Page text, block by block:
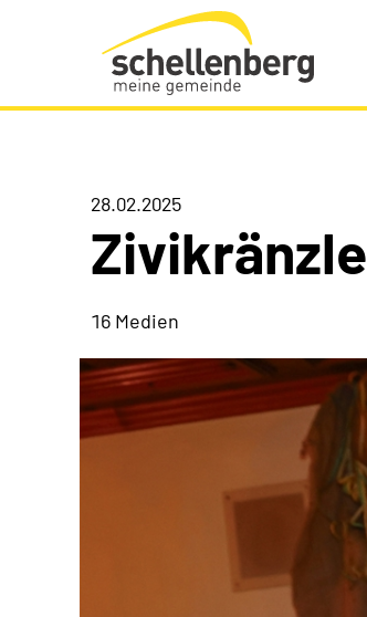
Gemeinde Schellenberg Startseite
28.02.2025
Zivikränzle
16 Medien